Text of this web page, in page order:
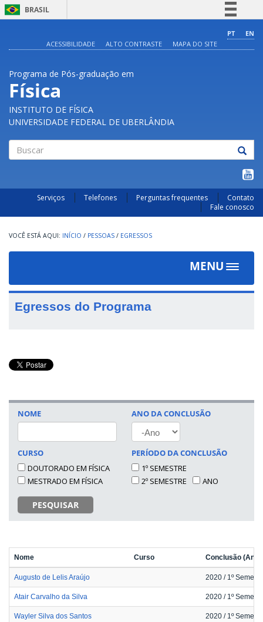
BRASIL
Comunica BR
PT
EN
ACESSIBILIDADE
ALTO CONTRASTE MAPA DO SITE
Programa de Pós-graduação em
Física
INSTITUTO DE FÍSICA
UNIVERSIDADE FEDERAL DE UBERLÂNDIA
Serviços Telefones Perguntas frequentes
Contato
Fale conosco
INÍCIO / PESSOAS / EGRESSOS
MENU
Toggle
Egressos do Programa
NOME
CURSO
DOUTORADO EM FÍSICA
MESTRADO EM FÍSICA
PESQUISAR
ANO DA CONCLUSÃO
ANO
PERÍODO DA CONCLUSÃO
1º SEMESTRE
2º SEMESTRE
ANO
Nome Curso Conclusão (Ano
Augusto de Lelis Araújo 2020 / 1º
Atair Carvalho da Silva 2020 / 1º
Wayler Silva dos Santos 2020 / 1º